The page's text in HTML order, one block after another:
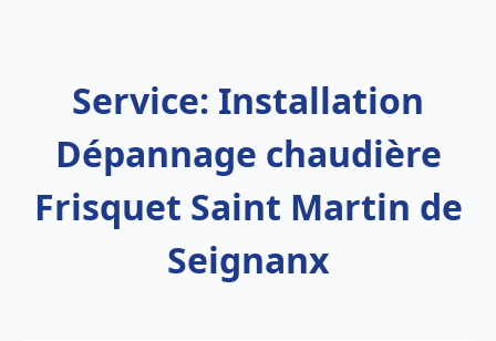
Service: Installation
Dépannage chaudière
Frisquet Saint Martin de
Seignanx